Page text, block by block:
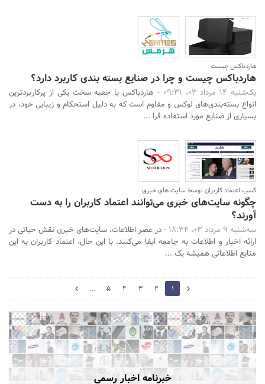
هاردباکس چیست
هاردباکس چیست و چرا در صنایع بسته بندی کاربرد دارد؟
یک‌شنبه 14 مرداد 03، 09:31 -
هاردباکس یا جعبه سخت یکی از پرکاربردترین
انواع بسته‌بندی‌های لوکس و مقاوم است که به دلیل استحکام و زیبایی خود، در
بسیاری از صنایع مورد استفاده قرا ...
کسب اعتماد کاربران توسط سایت های خبری
چگونه سایت‌های خبری می‌توانند اعتماد کاربران را به دست
آورند؟
سه‌شنبه 9 مرداد 03، 18:34 -
در عصر اطلاعات، سایت‌های خبری نقش حیاتی در
ارائه اخبار و اطلاعات به جامعه ایفا می‌کنند. با این حال، اعتماد کاربران به این
منابع اطلاعاتی همیشه یک ...
0
1
2
3
4
5
...
2
خبرنامه اخبار رسمی